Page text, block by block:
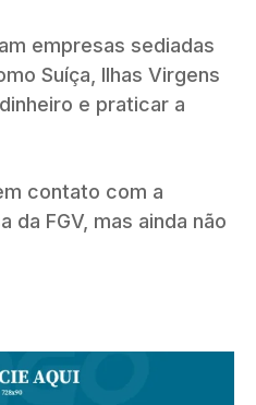
empresas sediadas
Suíça, Ilhas Virgens
e praticar a
contato com a
da FGV, mas ainda não